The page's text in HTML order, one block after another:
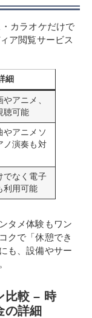
カラオケだけで
ア閲覧サービス
細
アニメ、
聴可能
やアニメソ
ノ演奏も対
でなく電子
利用可能
タメ体験もワン
クで「休憩でき
も、設備やサー
比較 – 時
の詳細